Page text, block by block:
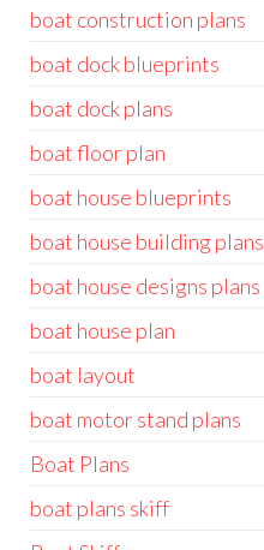
boat construction plans
boat dock blueprints
boat dock plans
boat floor plan
boat house blueprints
boat house building plans
boat house designs plans
boat house plan
boat layout
boat motor stand plans
Boat Plans
boat plans skiff